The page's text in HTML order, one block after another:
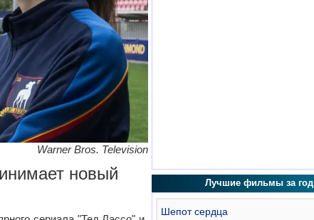
Warner Bros. Television
новый
Лучшие фильмы за год
Шепот сердца